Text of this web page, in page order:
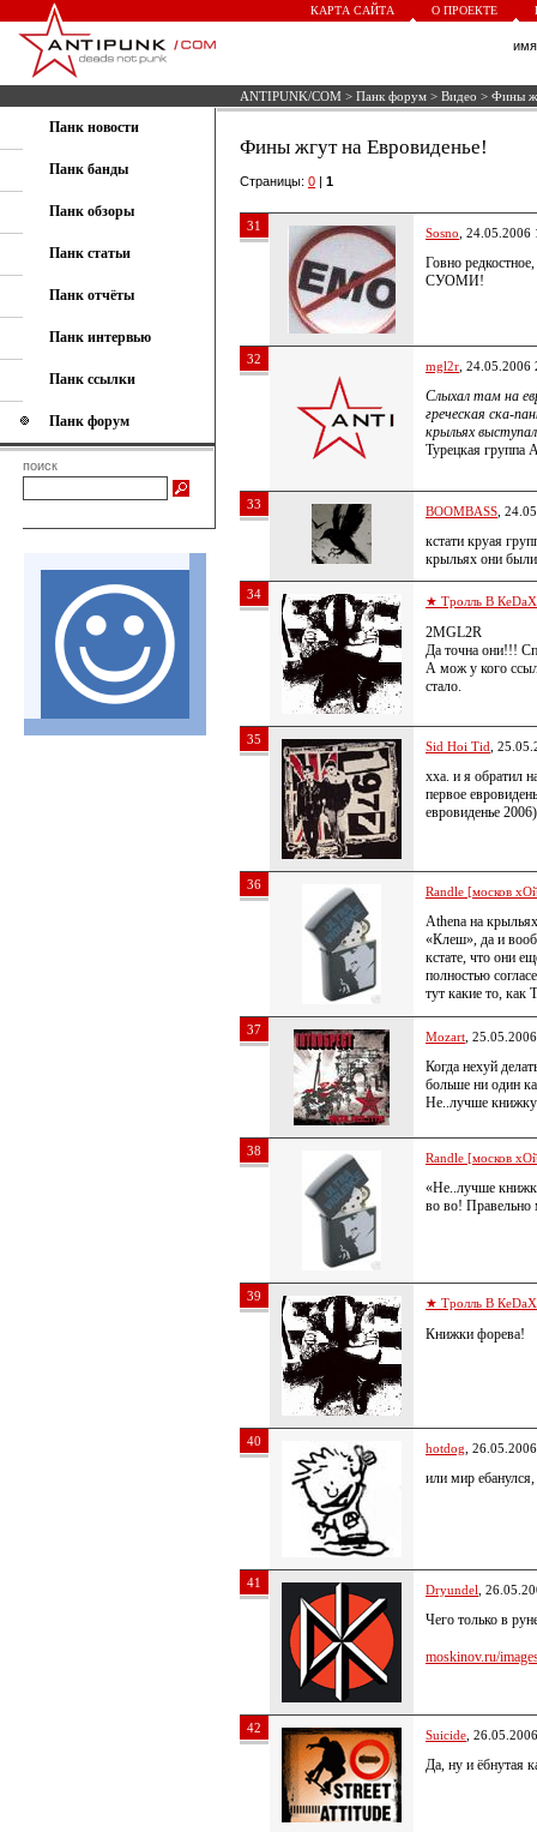
КАРТА САЙТА О ПРОЕКТЕ
ANTIPUNK/COM > Панк форум > Видео > Фины
Панк новости
Панк банды
Панк обзоры
Панк статьи
Панк отчёты
Панк интервью
Панк ссылки
Панк форум
поиск
Фины жгут на Евровиденье!
Страницы: 0 | 1
31 Sosno , 24.05.2006
Говно
СУОМИ!
32 mgl2r , 24.05.2006
Слыхал там на
греческая ска-
крыльях
Турецкая группа
33 BOOMBASS ,
кстати круая
крыльях они
34 ★ Тролль В
2MGL2R
Да точна они!!!
А мож у кого
стало.
35 Sid Hoi Tid ,
хха. и я обратил
первое
евровиденье
36 Randle [москов
Athena на
«Клеш», да и
кстате, что они
полностью
тут какие то,
37 Mozart ,
Когда нехуй
больше ни один
Не..лучше
38 Randle [москов
«Не..лучше
во во!
39 ★ Тролль В
Книжки форева!
40 hotdog ,
или мир
41 Dryundel ,
Чего только в
moskinov.ru/
42 Suicide ,
Да, ну и ёбнутая